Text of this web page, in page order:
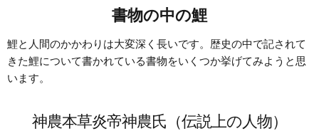
書物の中の鯉
鯉と人間のかかわりは大変深く長いです。歴史の中で記されて
きた鯉について書かれている書物をいくつか挙げてみようと思
います。
神農本草炎帝神農氏（伝説上の人物）